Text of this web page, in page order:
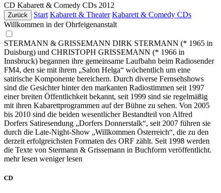
CD Kabarett & Comedy CDs 2012
Zurück Start Kabarett & Theater Kabarett & Comedy CDs
Willkommen in der Ohrfeigenanstalt
STERMANN & GRISSEMANN DIRK STERMANN (* 1965 in
Duisburg) und CHRISTOPH GRISSEMANN (* 1966 in
Innsbruck) begannen ihre gemeinsame Laufbahn beim Radiosender
FM4, den sie mit ihrem „Salon Helga“ wöchentlich um eine
satirische Komponente bereichern. Durch diverse Fernsehshows
sind die Gesichter hinter den markanten Radiostimmen seit 1997
einer breiten Öffentlichkeit bekannt, seit 1999 sind sie regelmäßig
mit ihren Kabarettprogrammen auf der Bühne zu sehen. Von 2005
bis 2010 sind die beiden wesentlicher Bestandteil von Alfred
Dorfers Satiresendung „Dorfers Donnerstalk“, seit 2007 führen sie
durch die Late-Night-Show „Willkommen Österreich“, die zu den
derzeit erfolgreichsten Formaten des ORF zählt. Seit 1998 werden
die Texte von Stermann & Grissemann in Buchform veröffentlicht.
mehr lesen weniger lesen
CD